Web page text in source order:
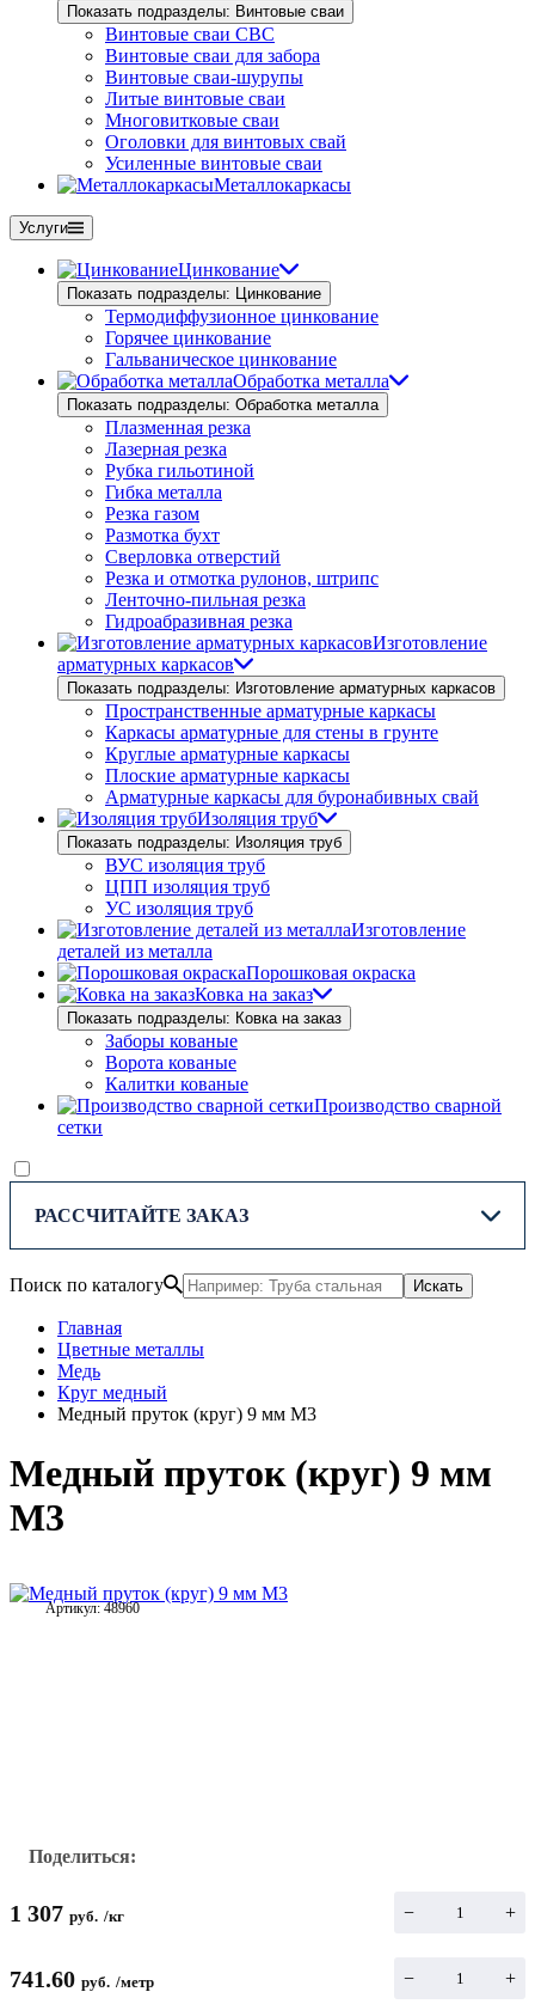
Показать подразделы: Винтовые сваи
Винтовые сваи СВС
Винтовые сваи для забора
Винтовые сваи-шурупы
Литые винтовые сваи
Многовитковые сваи
Оголовки для винтовых свай
Усиленные винтовые сваи
Металлокаркасы
Услуги
Цинкование
Показать подразделы: Цинкование
Термодиффузионное цинкование
Горячее цинкование
Гальваническое цинкование
Обработка металла
Показать подразделы: Обработка металла
Плазменная резка
Лазерная резка
Рубка гильотиной
Гибка металла
Резка газом
Размотка бухт
Сверловка отверстий
Резка и отмотка рулонов, штрипс
Ленточно-пильная резка
Гидроабразивная резка
Изготовление
арматурных каркасов
Показать подразделы: Изготовление арматурных каркасов
Пространственные арматурные каркасы
Каркасы арматурные для стены в грунте
Круглые арматурные каркасы
Плоские арматурные каркасы
Арматурные каркасы для буронабивных свай
Изоляция труб
Показать подразделы: Изоляция труб
ВУС изоляция труб
ЦПП изоляция труб
УС изоляция труб
Изготовление
деталей из металла
Порошковая окраска
Ковка на заказ
Показать подразделы: Ковка на заказ
Заборы кованые
Ворота кованые
Калитки кованые
Производство сварной
сетки
РАССЧИТАЙТЕ ЗАКАЗ
Поиск по каталогу Искать
Главная
Цветные металлы
Медь
Круг медный
Медный пруток (круг) 9 мм М3
Медный пруток (круг) 9 мм
М3
Артикул: 48960
Поделиться:
1 307 руб. /кг − +
741.60 руб. /метр − +